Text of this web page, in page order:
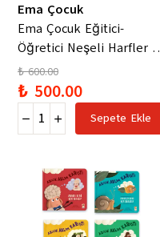
Ema Çocuk
Ema Çocuk Eğitici-
Öğretici Neşeli Harfler +
Neşeli Matematik +
Neşeli Sayılar + Neşeli
Çizgiler+ Neşeli
Etlinlikler
₺ 600.00
₺ 500.00
Sepete Ekle